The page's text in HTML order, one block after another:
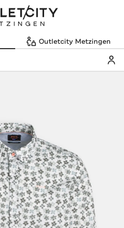
Outletcity Metzingen